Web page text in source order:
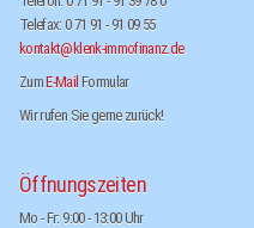
Telefax: 0 71 91 - 91 09 55
kontakt@klenk-immofinanz.de
ZumE-Mail Formular
Wir rufen Sie gerne zurück!
Öffnungszeiten
Mo - Fr: 9:00 - 13:00 Uhr